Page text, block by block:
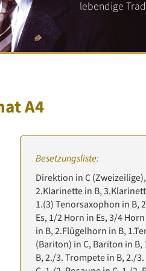
lebendige
A4
Besetzungsliste:
Direktion in C
2.Klarinette in B,
1.(3) Tenorsaxophon in B,
Es, 1/2 Horn in Es, 3/4
in B, 2.Flügelhorn in B,
(Bariton) in C, Bariton in B,
B, 2./3. Trompete in B, 2./